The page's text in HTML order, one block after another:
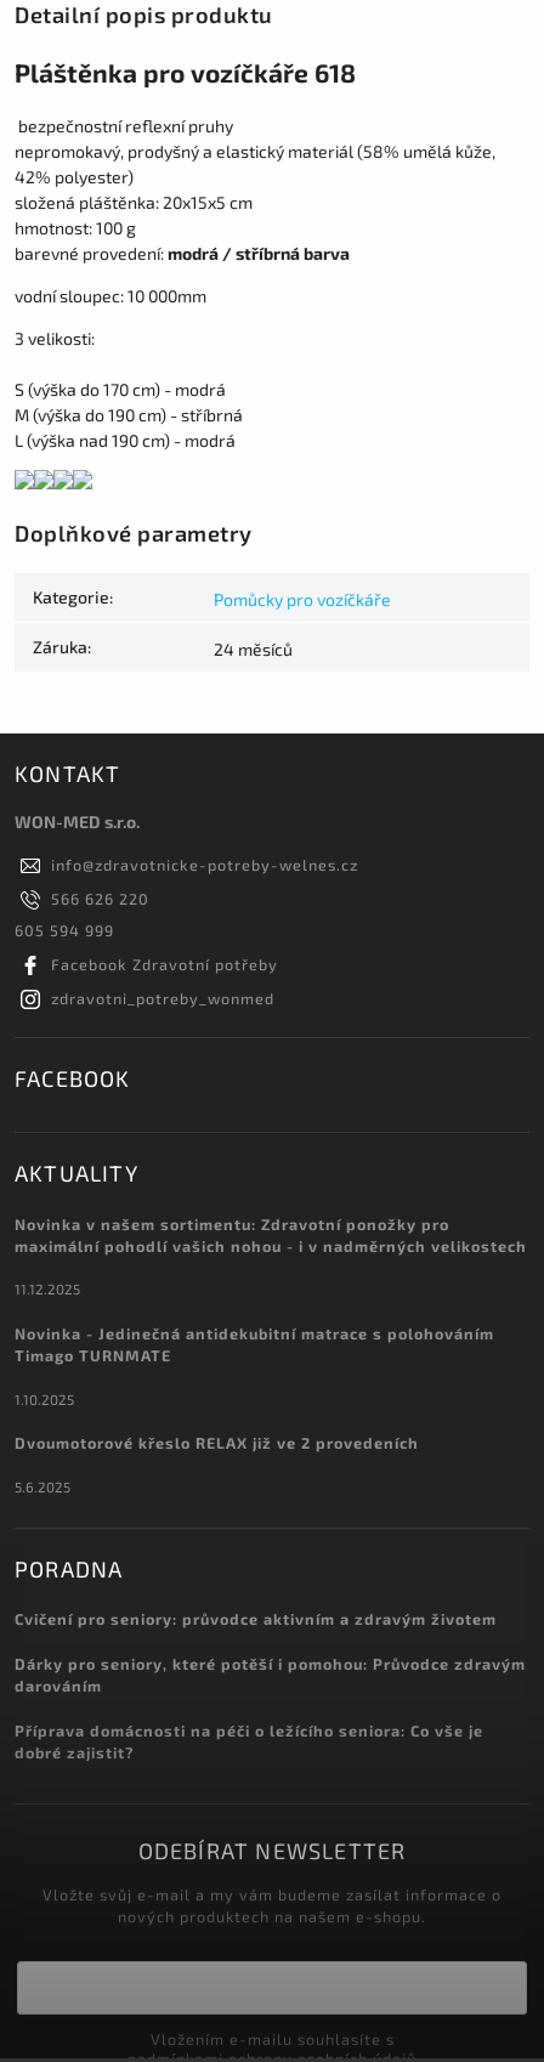
Detailní popis produktu
Pláštěnka pro vozíčkáře 618
bezpečnostní reflexní pruhy
nepromokavý, prodyšný a elastický materiál (58% umělá kůže,
42% polyester)
složená pláštěnka: 20x15x5 cm
hmotnost: 100 g
barevné provedení:modrá / stříbrná barva
vodní sloupec: 10 000mm
3 velikosti:
S (výška do 170 cm) - modrá
M (výška do 190 cm) - stříbrná
L (výška nad 190 cm) - modrá
Doplňkové parametry
Kategorie: Pomůcky pro vozíčkáře
Záruka: 24 měsíců
KONTAKT
WON-MED s.r.o.
info@zdravotnicke-potreby-welnes.cz
566 626 220
605 594 999
Facebook Zdravotní potřeby
zdravotni_potreby_wonmed
FACEBOOK
AKTUALITY
Novinka v našem sortimentu: Zdravotní ponožky pro
maximální pohodlí vašich nohou - i v nadměrných velikostech
11.12.2025
Novinka - Jedinečná antidekubitní matrace s polohováním
Timago TURNMATE
1.10.2025
Dvoumotorové křeslo RELAX již ve 2 provedeních
5.6.2025
PORADNA
Cvičení pro seniory: průvodce aktivním a zdravým životem
Dárky pro seniory, které potěší i pomohou: Průvodce zdravým
darováním
Příprava domácnosti na péči o ležícího seniora: Co vše je
dobré zajistit?
ODEBÍRAT NEWSLETTER
Vložte svůj e-mail a my vám budeme zasílat informace o
nových produktech na našem e-shopu.